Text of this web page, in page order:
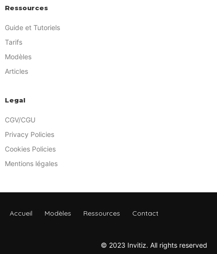
Ressources
Guide et Tutoriels
Tarifs
Modèles
Articles
Legal
CGV/CGU
Privacy Policies
Cookies Policies
Mentions légales
Accueil Modèles Ressources Contact
© 2023 Invitiz. All rights reserved